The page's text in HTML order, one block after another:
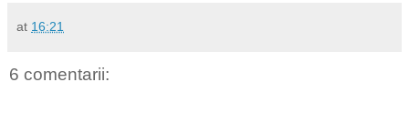
at 16:21
6 comentarii: